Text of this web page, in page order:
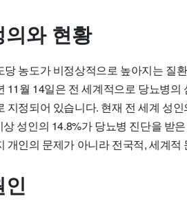
의와 현황
당 농도가 비정상적으로 높아지는 질
11월 14일은 전 세계적으로 당뇨병
지정되어 있습니다. 현재 전 세계 성
성인의 14.8%가 당뇨병 진단을 받
개인의 문제가 아니라 전국적, 세계
인